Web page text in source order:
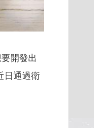
開發出
日通過衛